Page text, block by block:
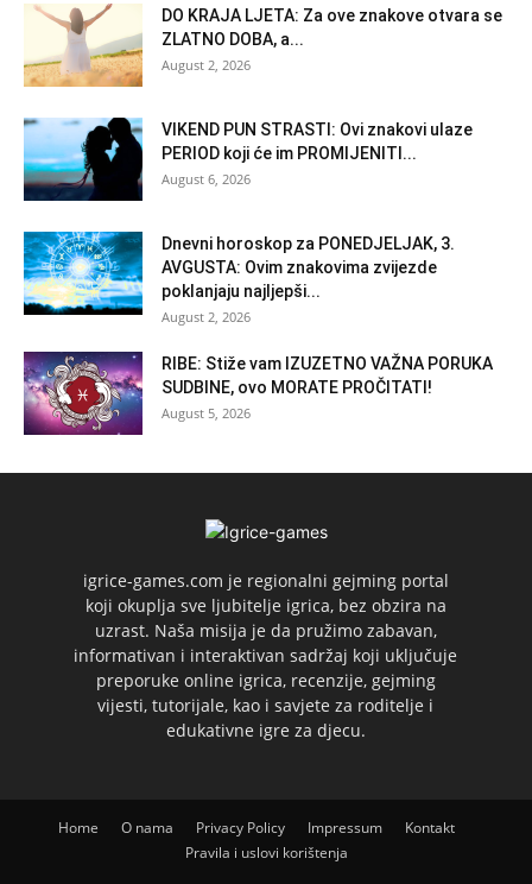
DO KRAJA LJETA: Za ove znakove otvara se
ZLATNO DOBA, a...
August 2, 2026
VIKEND PUN STRASTI: Ovi znakovi ulaze
PERIOD koji će im PROMIJENITI...
August 6, 2026
Dnevni horoskop za PONEDJELJAK, 3.
AVGUSTA: Ovim znakovima zvijezde
poklanjaju najljepši...
August 2, 2026
RIBE: Stiže vam IZUZETNO VAŽNA PORUKA
SUDBINE, ovo MORATE PROČITATI!
August 5, 2026
igrice-games.com je regionalni gejming portal
koji okuplja sve ljubitelje igrica, bez obzira na
uzrast. Naša misija je da pružimo zabavan,
informativan i interaktivan sadržaj koji uključuje
preporuke online igrica, recenzije, gejming
vijesti, tutorijale, kao i savjete za roditelje i
edukativne igre za djecu.
Home O nama Privacy Policy Impressum
Kontakt
Pravila i uslovi korištenja